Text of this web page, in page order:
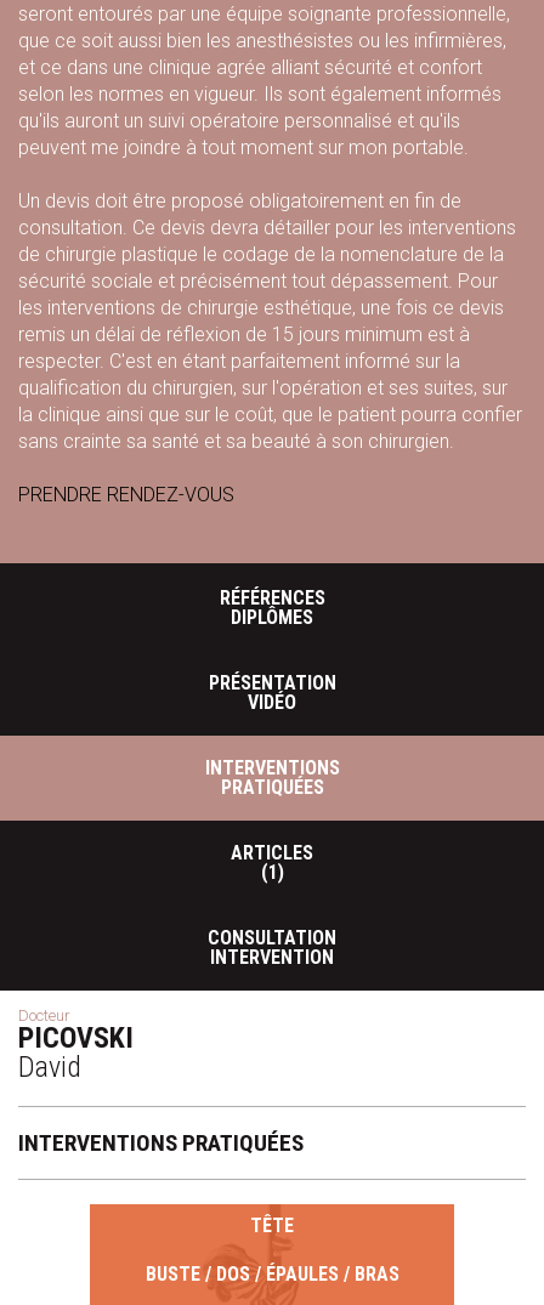
seront entourés par une équipe soignante professionnelle,
que ce soit aussi bien les anesthésistes ou les infirmières,
et ce dans une clinique agrée alliant sécurité et confort
selon les normes en vigueur. Ils sont également informés
qu'ils auront un suivi opératoire personnalisé et qu'ils
peuvent me joindre à tout moment sur mon portable.
Un devis doit être proposé obligatoirement en fin de
consultation. Ce devis devra détailler pour les interventions
de chirurgie plastique le codage de la nomenclature de la
sécurité sociale et précisément tout dépassement. Pour
les interventions de chirurgie esthétique, une fois ce devis
remis un délai de réflexion de 15 jours minimum est à
respecter. C'est en étant parfaitement informé sur la
qualification du chirurgien, sur l'opération et ses suites, sur
la clinique ainsi que sur le coût, que le patient pourra confier
sans crainte sa santé et sa beauté à son chirurgien.
PRENDRE RENDEZ-VOUS
RÉFÉRENCES
DIPLÔMES
PRÉSENTATION
VIDÉO
INTERVENTIONS
PRATIQUÉES
ARTICLES
(1)
CONSULTATION
INTERVENTION
Docteur
PICOVSKI
David
INTERVENTIONS PRATIQUÉES
TÊTE
BUSTE / DOS / ÉPAULES / BRAS